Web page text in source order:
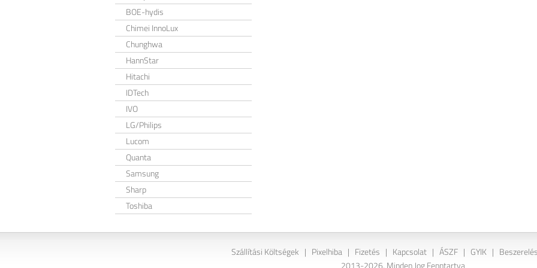
BOE-hydis
Chimei InnoLux
Chunghwa
HannStar
Hitachi
IDTech
IVO
LG/Philips
Lucom
Quanta
Samsung
Sharp
Toshiba
Szállítási Költségek | Pixelhiba | Fizetés | Kapcsolat | ÁSZF | GYIK |
2013-2026. Minden Jog Fenntartva